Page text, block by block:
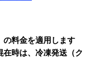
の料金を適用します
時は、冷凍発送（ク